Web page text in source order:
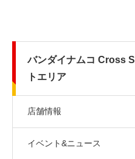
バンダイナムコ Cross
トエリア
店舗情報
イベント&ニュース